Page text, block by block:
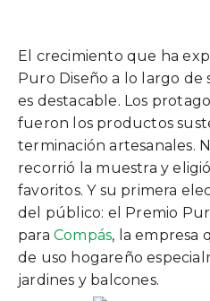
El crecimiento que ha
Puro Diseño a lo largo de
es destacable. Los
fueron los productos
terminación artesanales.
recorrió la muestra y
favoritos. Y su primera
del público: el Premio
para Compás, la empresa
de uso hogareño
jardines y balcones.